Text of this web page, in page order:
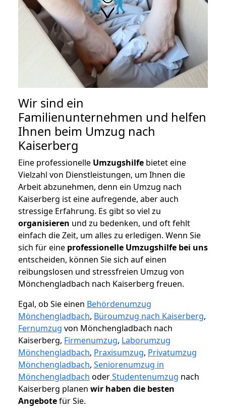
Wir sind ein
Familienunternehmen und helfen
Ihnen beim Umzug nach
Kaiserberg
Eine professionelle Umzugshilfe bietet eine
Vielzahl von Dienstleistungen, um Ihnen die
Arbeit abzunehmen, denn ein Umzug nach
Kaiserberg ist eine aufregende, aber auch
stressige Erfahrung. Es gibt so viel zu
organisieren und zu bedenken, und oft fehlt
einfach die Zeit, um alles zu erledigen. Wenn Sie
sich für eine professionelle Umzugshilfe bei uns
entscheiden, können Sie sich auf einen
reibungslosen und stressfreien Umzug von
Mönchengladbach nach Kaiserberg freuen.
Egal, ob Sie einen Behördenumzug
Mönchengladbach, Büroumzug nach Kaiserberg,
Fernumzug von Mönchengladbach nach
Kaiserberg, Firmenumzug, Laborumzug
Mönchengladbach, Praxisumzug, Privatumzug
Mönchengladbach, Seniorenumzug in
Mönchengladbach oderStudentenumzug nach
Kaiserberg planen wir haben die besten
Angebotefür Sie.